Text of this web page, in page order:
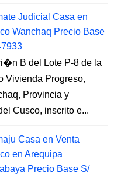
Judicial Casa en
Wanchaq Precio Base
B del Lote P-8 de la
Vivienda Progreso,
Provincia y
Cusco, inscrito e...
Casa en Venta
en Arequipa
Precio Base S/